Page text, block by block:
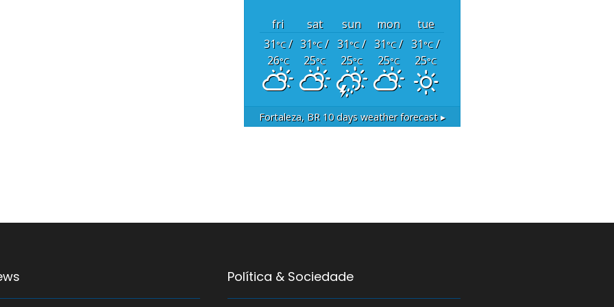
fri sat sun mon
tue
31°C/
26°C
31°C/
25°C
31°C/
25°C
31°C/
25°C
31°C/
25°C
Fortaleza, BR 10 days weather forecast ▸
Política & Sociedade